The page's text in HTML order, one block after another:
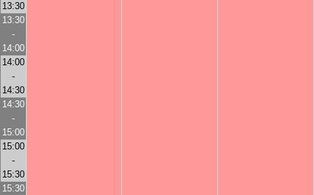
13:30
13:30
-
14:00
14:00
-
14:30
14:30
-
15:00
15:00
-
15:30
15:30